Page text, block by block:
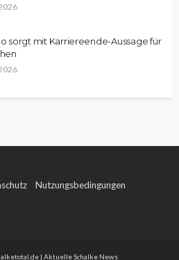
sorgt mit Karriereende-Aussage für
Nutzungsbedingungen
| Aktuelle Schalke News